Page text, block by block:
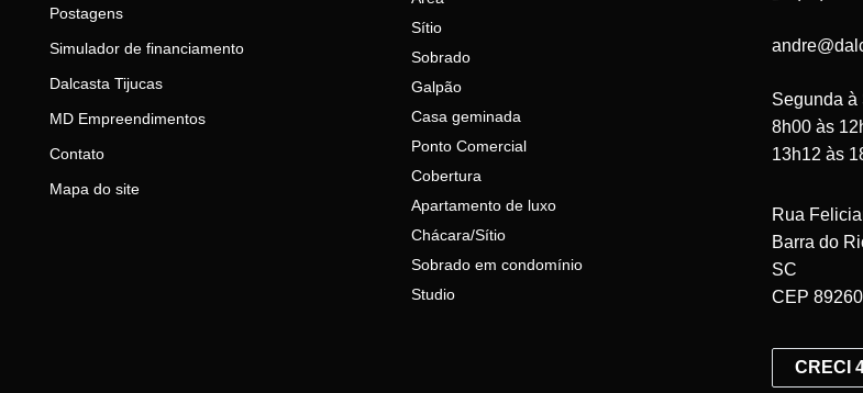
Postagens
Simulador de financiamento
Dalcasta Tijucas
MD Empreendimentos
Contato
Mapa do site
Sítio
Sobrado
Galpão
Casa geminada
Ponto Comercial
Cobertura
Apartamento de luxo
Chácara/Sítio
Sobrado em condomínio
Studio
Segunda à
8h00 às
13h12 às
Rua
Barra do
SC
CEP
CRECI